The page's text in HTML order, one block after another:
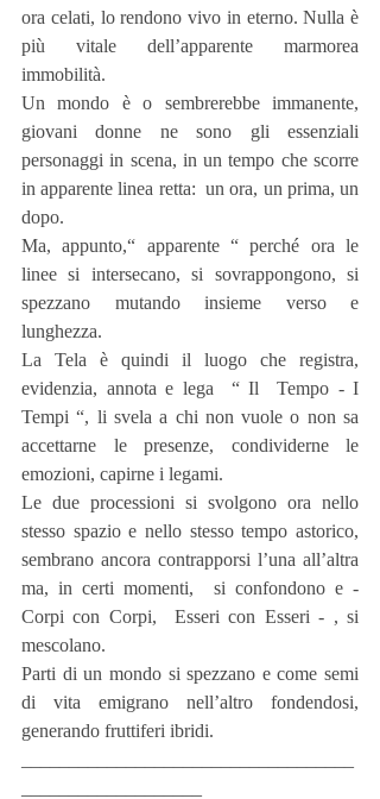
ora celati, lo rendono vivo in eterno. Nulla è
più vitale dell’apparente marmorea
immobilità.
Un mondo è o sembrerebbe immanente,
giovani donne ne sono gli essenziali
personaggi in scena, in un tempo che scorre
in apparente linea retta:  un ora, un prima, un
dopo.
Ma, appunto,“ apparente “ perché ora le
linee si intersecano, si sovrappongono, si
spezzano mutando insieme verso e
lunghezza.
La Tela è quindi il luogo che registra,
evidenzia, annota e lega  “ Il  Tempo - I
Tempi “, li svela a chi non vuole o non sa
accettarne le presenze, condividerne le
emozioni, capirne i legami.
Le due processioni si svolgono ora nello
stesso spazio e nello stesso tempo astorico,
sembrano ancora contrapporsi l’una all’altra
ma, in certi momenti,  si confondono e -
Corpi con Corpi,  Esseri con Esseri - , si
mescolano.
Parti di un mondo si spezzano e come semi
di vita emigrano nell’altro fondendosi,
generando fruttiferi ibridi.